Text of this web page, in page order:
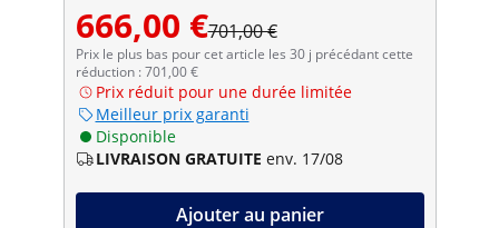
666,00 €701,00 €
Prix le plus bas pour cet article les 30 j précédant cette
réduction : 701,00 €
Prix réduit pour une durée limitée
Meilleur prix garanti
Disponible
LIVRAISON GRATUITE env. 17/08
Ajouter au panier